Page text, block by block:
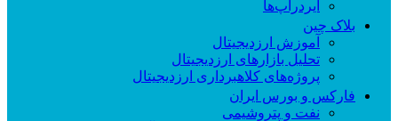
ایردراپ‌ها
بلاک چین
آموزش ارزدیجیتال
تحلیل بازارهای ارزدیجیتال
پروژه‌های کلاهبرداری ارزدیجیتال
فارکس و بورس ایران
نفت و پتروشیمی